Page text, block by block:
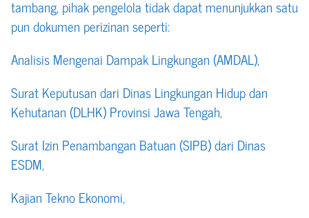
tambang, pihak pengelola tidak dapat menunjukkan satu
pun dokumen perizinan seperti:
Analisis Mengenai Dampak Lingkungan (AMDAL),
Surat Keputusan dari Dinas Lingkungan Hidup dan
Kehutanan (DLHK) Provinsi Jawa Tengah,
Surat Izin Penambangan Batuan (SIPB) dari Dinas
ESDM,
Kajian Tekno Ekonomi,